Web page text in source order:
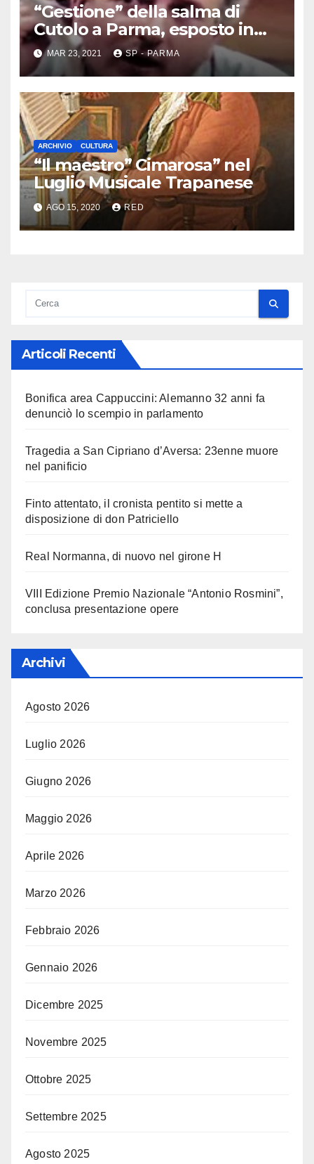
“Gestione” della salma di
Cutolo a Parma, esposto in
Procura
MAR 23, 2021 SP - PARMA
ARCHIVIO CULTURA
“Il maestro” Cimarosa” nel
Luglio Musicale Trapanese
AGO 15, 2020 RED
Articoli Recenti
Bonifica area Cappuccini: Alemanno 32 anni fa
denunciò lo scempio in parlamento
Tragedia a San Cipriano d’Aversa: 23enne muore
nel panificio
Finto attentato, il cronista pentito si mette a
disposizione di don Patriciello
Real Normanna, di nuovo nel girone H
VIII Edizione Premio Nazionale “Antonio Rosmini”,
conclusa presentazione opere
Archivi
Agosto 2026
Luglio 2026
Giugno 2026
Maggio 2026
Aprile 2026
Marzo 2026
Febbraio 2026
Gennaio 2026
Dicembre 2025
Novembre 2025
Ottobre 2025
Settembre 2025
Agosto 2025